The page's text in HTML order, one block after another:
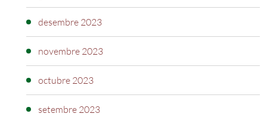
desembre 2023
novembre 2023
octubre 2023
setembre 2023